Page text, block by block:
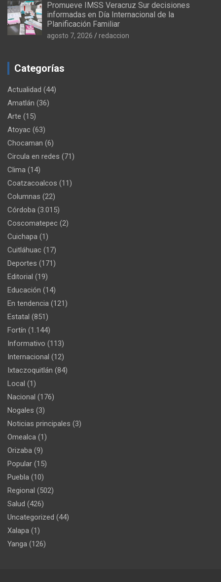
Promueve IMSS Veracruz Sur decisiones
informadas en Día Internacional de la
Planificación Familiar
agosto 7, 2026 redaccion
Categorías
Actualidad (44)
Amatlán (36)
Arte (15)
Atoyac (63)
Chocaman (6)
Circula en redes (71)
Clima (14)
Coatzacoalcos (11)
Columnas (22)
Córdoba (3.015)
Coscomatepec (2)
Cuichapa (1)
Cuitláhuac (17)
Deportes (171)
Editorial (19)
Educación (14)
En tendencia (121)
Estatal (851)
Fortín (1.144)
Informativo (113)
Internacional (12)
Ixtaczoquitlán (84)
Local (1)
Nacional (176)
Nogales (3)
Noticias principales (3)
Omealca (1)
Orizaba (9)
Popular (15)
Puebla (10)
Regional (502)
Salud (426)
Uncategorized (44)
Xalapa (1)
Yanga (126)